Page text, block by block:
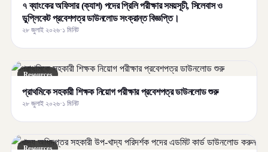
৭ ব্যাংকের অফিসার (ক্যাশ) পদের প্রিলি পরীক্ষার সময়সূচী, সিলেবাস ও
ডুপ্লিকেট প্রবেশপত্র ডাউনলোড সংক্রান্ত বিজ্ঞপ্তি।
২৮ জুলাই ২০২৬·১ মিনিট
Resources
প্রাথমিকে সহকারী শিক্ষক নিয়োগ পরীক্ষার প্রবেশপত্র ডাউনলোড শুরু
২৮ জুলাই ২০২৬·১ মিনিট
Resources